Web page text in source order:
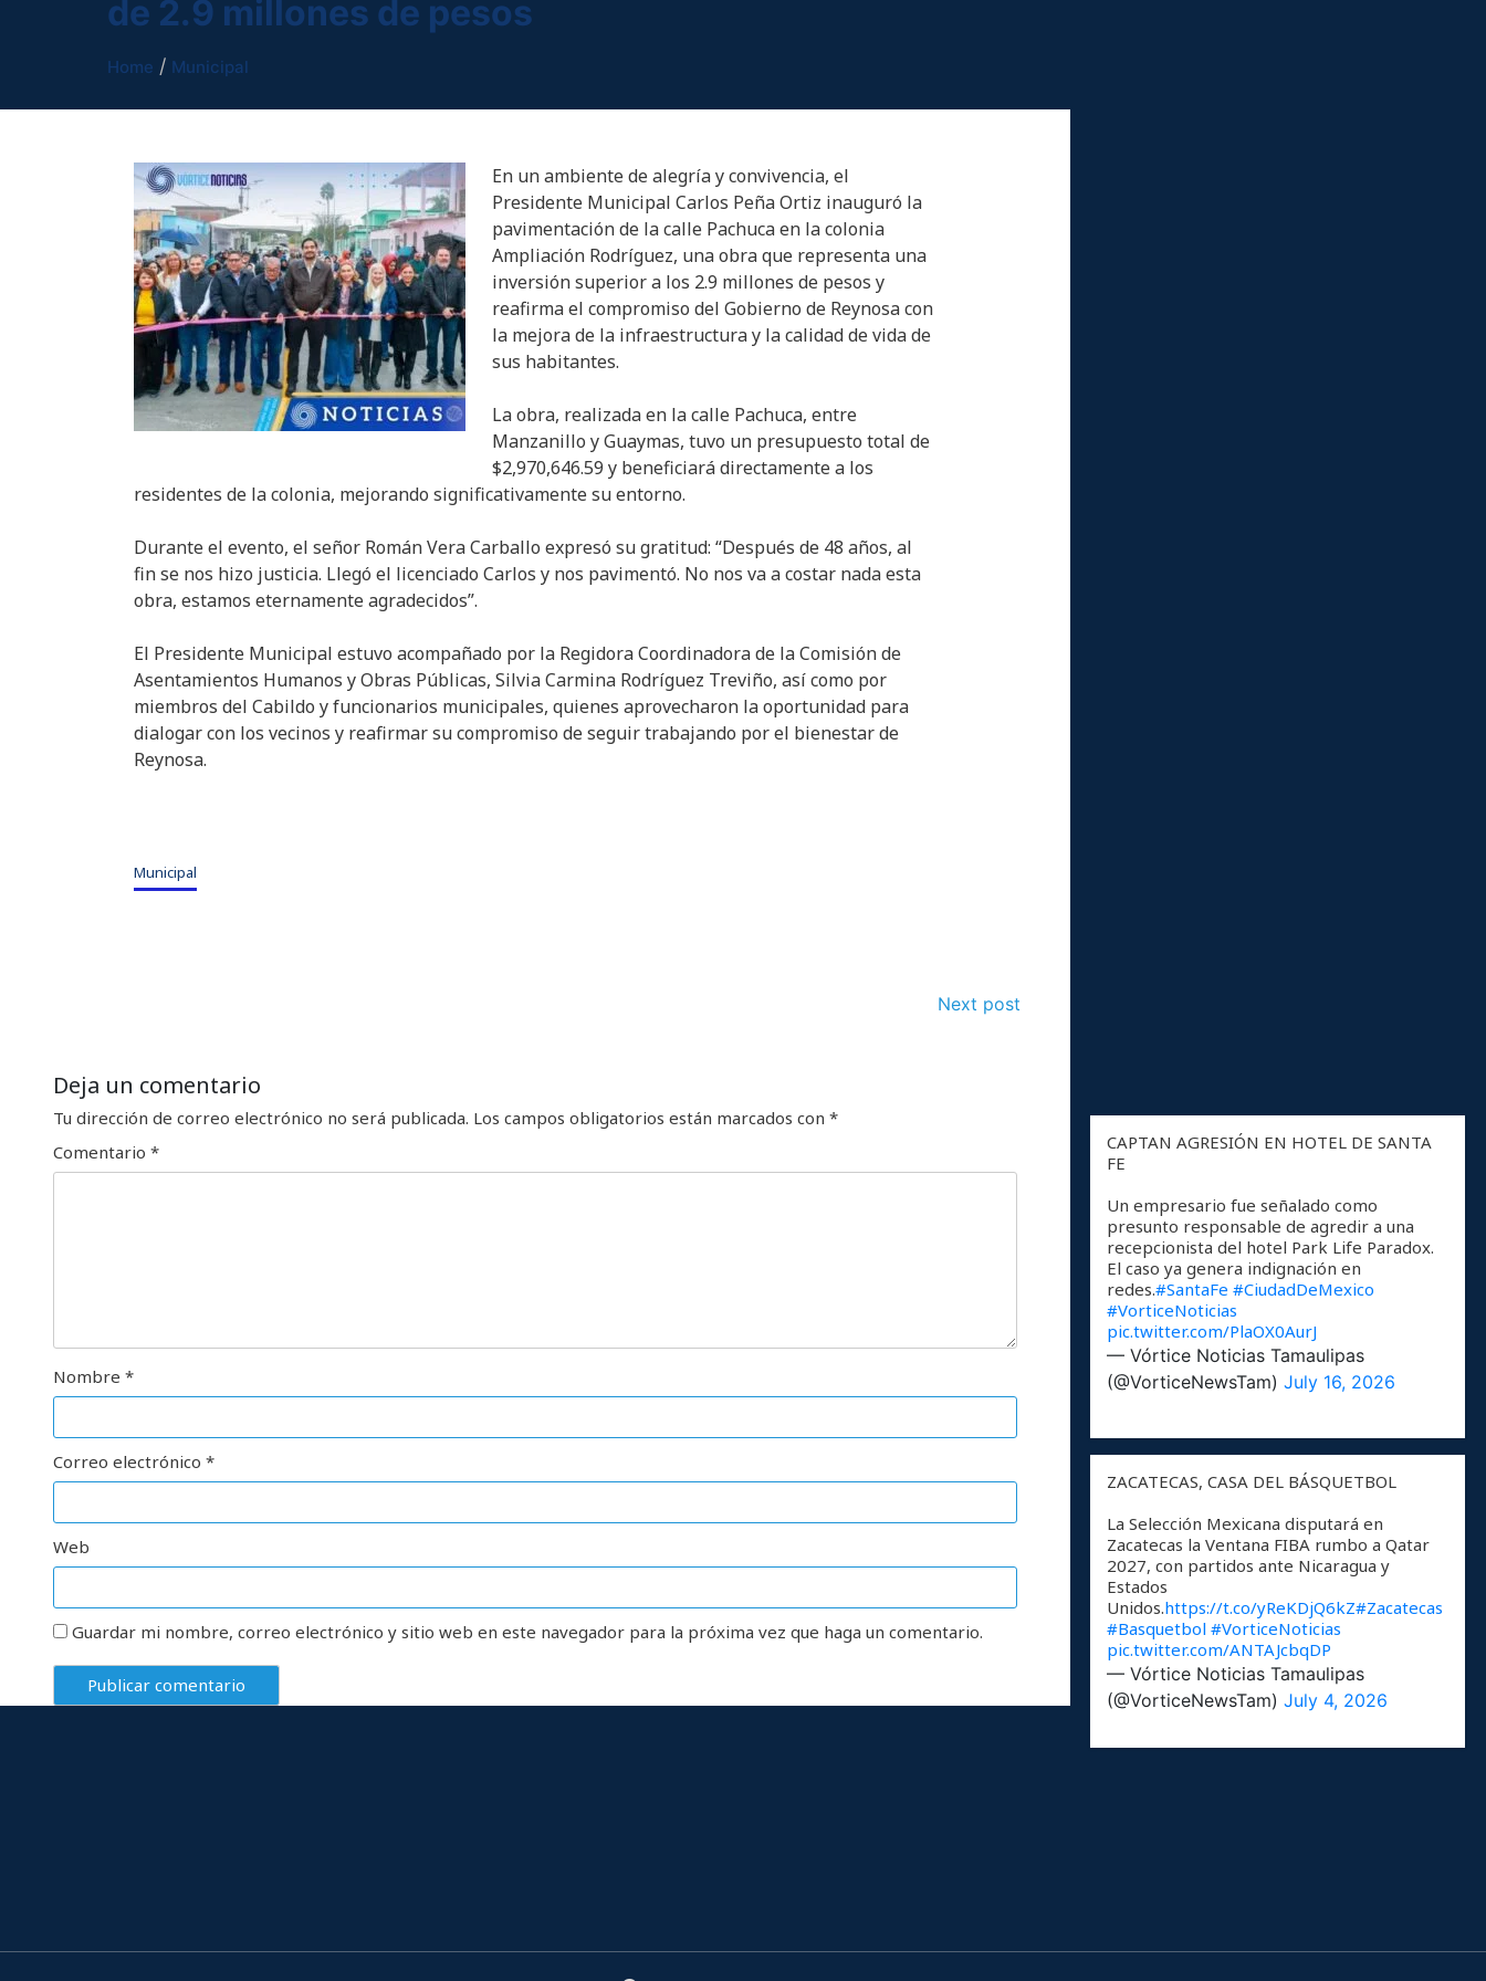
de 2.9 millones de pesos
Home Municipal
En un ambiente de alegría y convivencia, el
Presidente Municipal Carlos Peña Ortiz inauguró la
pavimentación de la calle Pachuca en la colonia
Ampliación Rodríguez, una obra que representa una
inversión superior a los 2.9 millones de pesos y
reafirma el compromiso del Gobierno de Reynosa con
la mejora de la infraestructura y la calidad de vida de
sus habitantes.
La obra, realizada en la calle Pachuca, entre
Manzanillo y Guaymas, tuvo un presupuesto total de
$2,970,646.59 y beneficiará directamente a los
residentes de la colonia, mejorando significativamente su entorno.
Durante el evento, el señor Román Vera Carballo expresó su gratitud: “Después de 48 años, al
fin se nos hizo justicia. Llegó el licenciado Carlos y nos pavimentó. No nos va a costar nada esta
obra, estamos eternamente agradecidos”.
El Presidente Municipal estuvo acompañado por la Regidora Coordinadora de la Comisión de
Asentamientos Humanos y Obras Públicas, Silvia Carmina Rodríguez Treviño, así como por
miembros del Cabildo y funcionarios municipales, quienes aprovecharon la oportunidad para
dialogar con los vecinos y reafirmar su compromiso de seguir trabajando por el bienestar de
Reynosa.
Municipal
Next post
Deja un comentario
Tu dirección de correo electrónico no será publicada. Los campos obligatorios están marcados con *
Comentario *
Nombre *
Correo electrónico *
Web
Guardar mi nombre, correo electrónico y sitio web en este navegador para la próxima vez que haga un comentario.
CAPTAN AGRESIÓN EN HOTEL DE SANTA
FE
Un empresario fue señalado como
presunto responsable de agredir a una
recepcionista del hotel Park Life Paradox.
El caso ya genera indignación en
redes.#SantaFe #CiudadDeMexico
#VorticeNoticias
pic.twitter.com/PlaOX0AurJ
— Vórtice Noticias Tamaulipas
(@VorticeNewsTam)July 16, 2026
ZACATECAS, CASA DEL BÁSQUETBOL
La Selección Mexicana disputará en
Zacatecas la Ventana FIBA rumbo a Qatar
2027, con partidos ante Nicaragua y
Estados
Unidos.https://t.co/yReKDjQ6kZ#Zacatecas
#Basquetbol #VorticeNoticias
pic.twitter.com/ANTAJcbqDP
— Vórtice Noticias Tamaulipas
(@VorticeNewsTam)July 4, 2026